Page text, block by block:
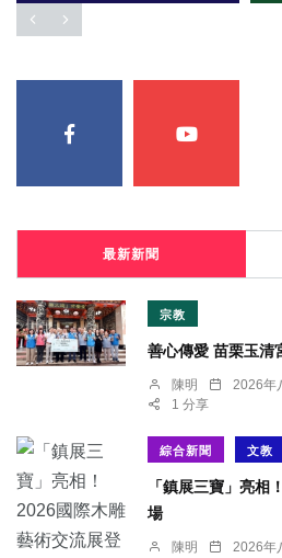
最新新聞
宗教
善心傳愛 苗栗玉清
陳明 2026年
1 分享
綜合新聞 文教
「鎮展三寶」亮相
場
陳明 2026年